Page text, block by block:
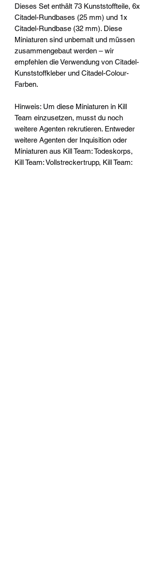
Dieses Set enthält 73 Kunststoffteile, 6x
Citadel-Rundbases (25 mm) und 1x
Citadel-Rundbase (32 mm). Diese
Miniaturen sind unbemalt und müssen
zusammengebaut werden – wir
empfehlen die Verwendung von Citadel-
Kunststoffkleber und Citadel-Colour-
Farben.
Hinweis: Um diese Miniaturen in Kill
Team einzusetzen, musst du noch
weitere Agenten rekrutieren. Entweder
weitere Agenten der Inquisition oder
Miniaturen aus Kill Team: Todeskorps,
Kill Team: Vollstreckertrupp, Kill Team: